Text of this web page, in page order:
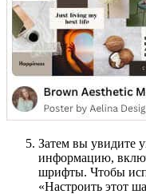
Затем вы увидите
информацию,
шрифты. Чтобы
«Настроить этот